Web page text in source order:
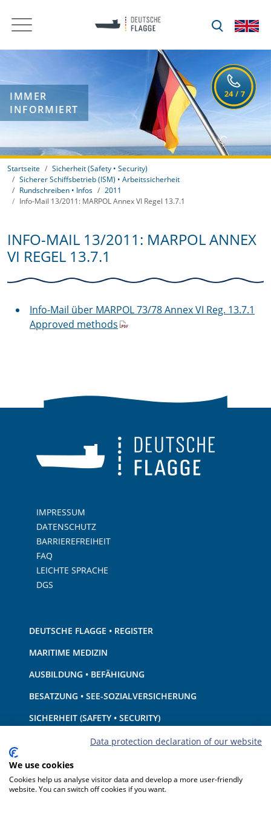
IMMER
INFORMIERT
Startseite
Sicherheit (Safety • Security)
Sicherer Schiffsbetrieb (ISM) • Arbeitssicherheit
Rundschreiben • Infos
2011
Info-Mail 13/2011: MARPOL Annex VI Regel 13.7.1
INFO-MAIL 13/2011: MARPOL ANNEX
VI REGEL 13.7.1
Info-Mail über MARPOL 73/78 Annex VI Reg. 13.7.1
Approved methods
IMPRESSUM
DATENSCHUTZ
BARRIEREFREIHEIT
FAQ
LEICHTE SPRACHE
DGS
DEUTSCHE FLAGGE • REGISTER
MARITIME MEDIZIN
AUSBILDUNG • BEFÄHIGUNG
BESATZUNG • SEE-SOZIALVERSICHERUNG
SICHERHEIT (SAFETY • SECURITY)
SCHIFF • AUSRÜSTUNG
UMWELTSCHUTZ • KLIMA
HAFTUNG • FINANZEN
Data protection declaration of our website
We use cookies
Cookies help us analyse visitor data and develop a more user-friendly
website. You can switch off cookies if you want.